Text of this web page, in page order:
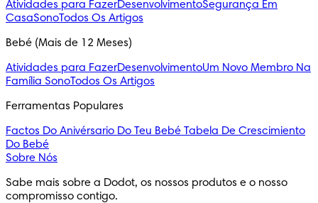
Atividades para FazerDesenvolvimentoSegurança Em
CasaSonoTodos Os Artigos
Bebé (Mais de 12 Meses)
Atividades para FazerDesenvolvimentoUm Novo Membro Na
Família SonoTodos Os Artigos
Ferramentas Populares
Factos Do Anivérsario Do Teu Bebé Tabela De Crescimiento
Do Bebé
Sobre Nós
Sabe mais sobre a Dodot, os nossos produtos e o nosso
compromisso contigo.